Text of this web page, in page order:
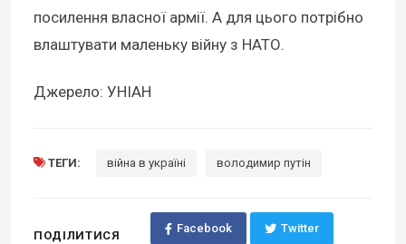
посилення власної армії. А для цього потрібно
влаштувати маленьку війну з НАТО.
Джерело: УНІАН
ТЕГИ: війна в україні володимир путін
ПОДІЛИТИСЯ
Facebook Twitter